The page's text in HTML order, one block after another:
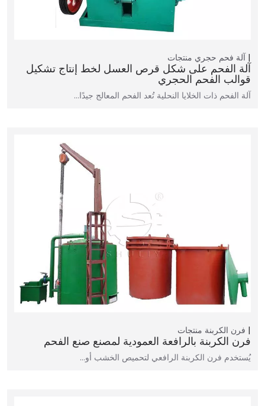
آلة فحم حجري منتجات
آلة الفحم على شكل قرص العسل لخط إنتاج تشكيل
قوالب الفحم الحجري
آلة الفحم ذات الخلايا النحلية تُعد الفحم المعالج جيدًا…
فرن الكربنة منتجات
فرن الكربنة بالرافعة العمودية لمصنع صنع الفحم
يُستخدم فرن الكربنة الرافعي لتحميص الخشب أو…